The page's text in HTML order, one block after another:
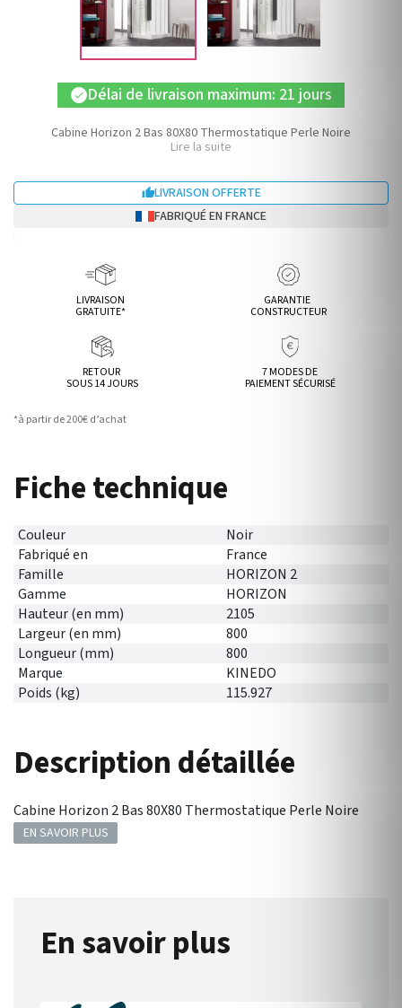
check Délai de livraison maximum: 21 jours
Cabine Horizon 2 Bas 80X80 Thermostatique Perle Noire
Lire la suite
LIVRAISON OFFERTE
FABRIQUÉ EN FRANCE
LIVRAISON
GRATUITE*
GARANTIE
CONSTRUCTEUR
RETOUR
SOUS 14 JOURS
7 MODES DE
PAIEMENT SÉCURISÉ
*à partir de 200€ d’achat
Fiche technique
Couleur
Noir
Fabriqué en
France
Famille
HORIZON 2
Gamme
HORIZON
Hauteur (en mm)
2105
Largeur (en mm)
800
Longueur (mm)
800
Marque
KINEDO
Poids (kg)
115.927
Description détaillée
Cabine Horizon 2 Bas 80X80 Thermostatique Perle Noire
EN SAVOIR PLUS
En savoir plus